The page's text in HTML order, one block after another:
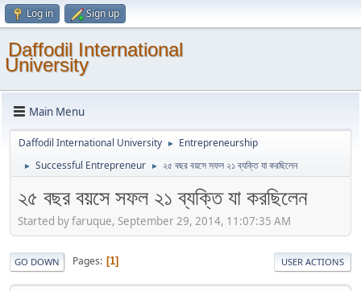
Log in Sign up
Daffodil International
University
Main Menu
Daffodil International University ► Entrepreneurship
► Successful Entrepreneur ► ২৫ বছর বয়সে সফল ২১ ব্যক্তি যা করছিলেন
২৫ বছর বয়সে সফল ২১ ব্যক্তি যা করছিলেন
Started by faruque, September 29, 2014, 11:07:35 AM
GO DOWN Pages 1 USER ACTIONS